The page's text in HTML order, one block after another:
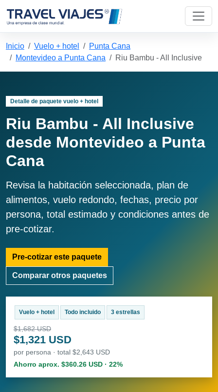
Inicio Vuelo + hotel
Punta Cana
Montevideo a Punta Cana
Riu Bambu - All Inclusive
Detalle de paquete vuelo + hotel
Riu Bambu - All Inclusive
desde Montevideo a Punta
Cana
Revisa la habitación seleccionada, plan de
alimentos, vuelo redondo, fechas, precio por
persona, total estimado y condiciones antes de
pre-cotizar.
Pre-cotizar este paquete
Comparar otros paquetes
Vuelo + hotel Todo incluido 3 estrellas
$1,682 USD
$1,321 USD
por persona · total $2,643 USD
Ahorro aprox. $360.26 USD · 22%